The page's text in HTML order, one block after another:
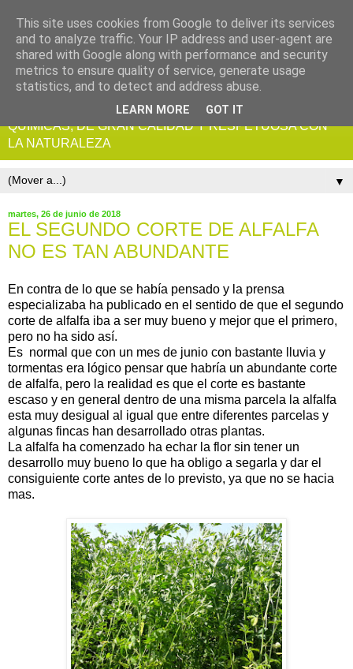
ALFALFA ECOLOGICA CERTIFICADA, SIN RESIDUOS
QUIMICAS, DE GRAN CALIDAD Y RESPETUOSA CON
LA NATURALEZA
▼
martes, 26 de junio de 2018
EL SEGUNDO CORTE DE ALFALFA
NO ES TAN ABUNDANTE
En contra de lo que se había pensado y la prensa
especializaba ha publicado en el sentido de que el segundo
corte de alfalfa iba a ser muy bueno y mejor que el primero,
pero no ha sido así.
Es normal que con un mes de junio con bastante lluvia y
tormentas era lógico pensar que habría un abundante corte
de alfalfa, pero la realidad es que el corte es bastante
escaso y en general dentro de una misma parcela la alfalfa
esta muy desigual al igual que entre diferentes parcelas y
algunas fincas han desarrollado otras plantas.
La alfalfa ha comenzado ha echar la flor sin tener un
desarrollo muy bueno lo que ha obligo a segarla y dar el
consiguiente corte antes de lo previsto, ya que no se hacia
mas.
This site uses cookies from Google to deliver its services
and to analyze traffic. Your IP address and user-agent are
shared with Google along with performance and security
metrics to ensure quality of service, generate usage
statistics, and to detect and address abuse.
LEARN MORE GOT IT